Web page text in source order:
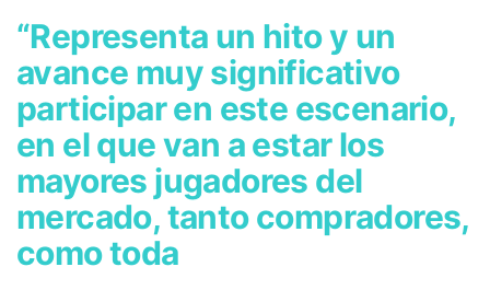
“Representa un hito y un
avance muy significativo
participar en este escenario,
en el que van a estar los
mayores jugadores del
mercado, tanto compradores,
como toda